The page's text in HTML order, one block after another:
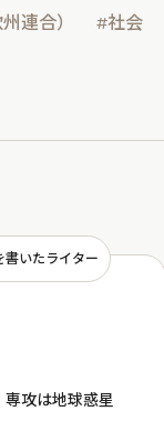
連合）
#社会
書いたライター
攻は地球惑星